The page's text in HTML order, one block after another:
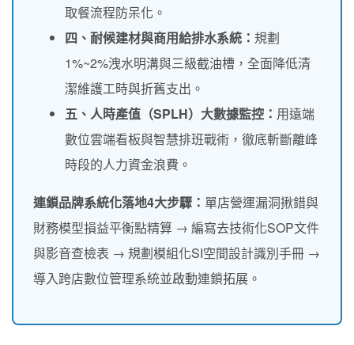
取餐流程防呆化。
四、耐候建材與商用給排水系統： 規劃
1%~2%洩水明溝與三級截油槽，全面降低清
潔維護工時與折舊支出。
五、人時產值（SPLH）大數據監控： 用遠端
數位雲端看板與智慧排班戰術，徹底斬斷離峰
時段的人力資金浪費。
連鎖品牌系統化落地4大步驟： 單店營運漏洞揪錯與
財務模型損益平衡點精算 → 編寫去技術化SOP文件
與影音查檢表 → 規劃模組化SI空間設計識別手冊 →
導入跨店數位管理系統並啟動連鎖拓展。